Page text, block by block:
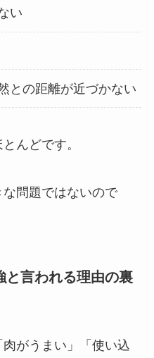
い
との距離が近づかない
んどです。
問題ではないので
と言われる理由の裏
がうまい」「使い込